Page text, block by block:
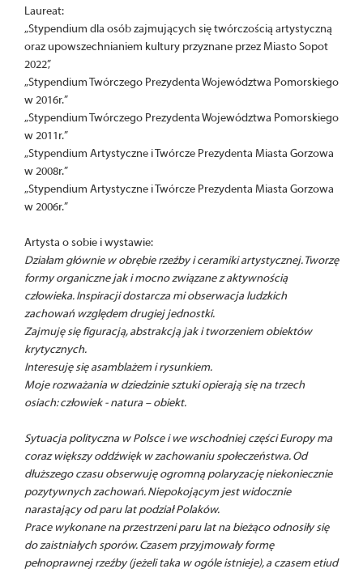
Laureat:
„Stypendium dla osób zajmujących się twórczością artystyczną
oraz upowszechnianiem kultury przyznane przez Miasto Sopot
2022”,
„Stypendium Twórczego Prezydenta Województwa Pomorskiego
w 2016r.”
„Stypendium Twórczego Prezydenta Województwa Pomorskiego
w 2011r.”
„Stypendium Artystyczne i Twórcze Prezydenta Miasta Gorzowa
w 2008r.”
„Stypendium Artystyczne i Twórcze Prezydenta Miasta Gorzowa
w 2006r.”
Artysta o sobie i wystawie:
Działam głównie w obrębie rzeźby i ceramiki artystycznej. Tworzę
formy organiczne jak i mocno związane z aktywnością
człowieka. Inspiracji dostarcza mi obserwacja ludzkich
zachowań względem drugiej jednostki.
Zajmuję się figuracją, abstrakcją jak i tworzeniem obiektów
krytycznych.
Interesuję się asamblażem i rysunkiem.
Moje rozważania w dziedzinie sztuki opierają się na trzech
osiach: człowiek - natura – obiekt.
Sytuacja polityczna w Polsce i we wschodniej części Europy ma
coraz większy oddźwięk w zachowaniu społeczeństwa. Od
dłuższego czasu obserwuję ogromną polaryzację niekoniecznie
pozytywnych zachowań. Niepokojącym jest widocznie
narastający od paru lat podział Polaków.
Prace wykonane na przestrzeni paru lat na bieżąco odnosiły się
do zaistniałych sporów. Czasem przyjmowały formę
pełnoprawnej rzeźby (jeżeli taka w ogóle istnieje), a czasem etiud